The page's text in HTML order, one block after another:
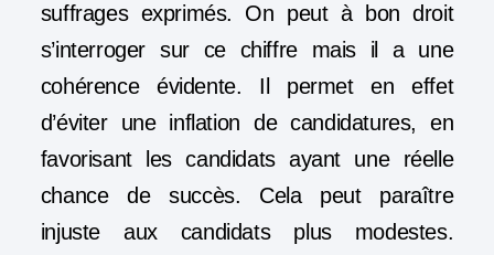
suffrages exprimés. On peut à bon droit
s’interroger sur ce chiffre mais il a une
cohérence évidente. Il permet en effet
d’éviter une inflation de candidatures, en
favorisant les candidats ayant une réelle
chance de succès. Cela peut paraître
injuste aux candidats plus modestes.